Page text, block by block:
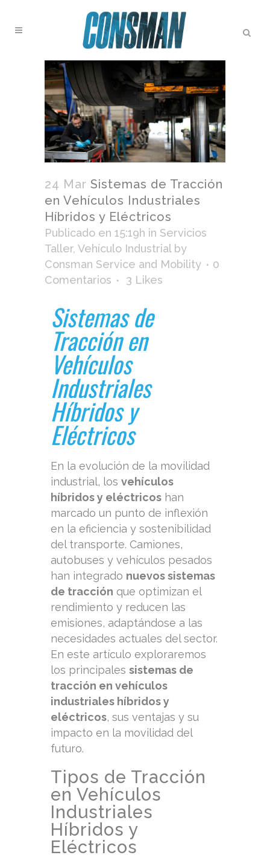
24 Mar Sistemas de Tracción
en Vehículos Industriales
Híbridos y Eléctricos
Publicado en 15:19h in Servicios
Taller, Vehículo Industrial by
Consman Service and Mobility
0
Comentarios
3 Likes
Sistemas de
Tracción en
Vehículos
Industriales
Híbridos y
Eléctricos
En la evolución de la movilidad
industrial, los vehículos
híbridos y eléctricos han
marcado un punto de inflexión
en la eficiencia y sostenibilidad
del transporte. Camiones,
autobuses y vehículos pesados
han integrado nuevos sistemas
de tracción que optimizan el
rendimiento y reducen las
emisiones, adaptándose a las
necesidades actuales del sector.
En este artículo exploraremos
los principales sistemas de
tracción en vehículos
industriales híbridos y
eléctricos, sus ventajas y su
impacto en la movilidad del
futuro.
Tipos de Tracción
en Vehículos
Industriales
Híbridos y
Eléctricos